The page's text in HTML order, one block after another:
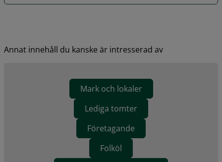
Annat innehåll du kanske är intresserad av
Mark och lokaler
Lediga tomter
Företagande
Folköl